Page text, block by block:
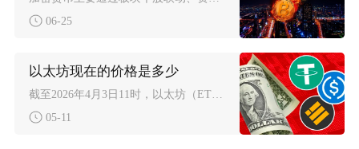
06-25
以太坊现在的价格是多少
截至2026年4月3日11时，以太坊（ETH）实时价格为2046.84美元，约合人民币14
05-11